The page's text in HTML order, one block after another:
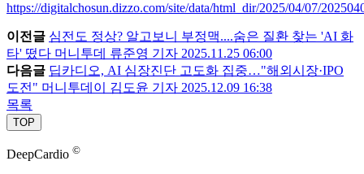
https://digitalchosun.dizzo.com/site/data/html_dir/2025/04/07/
이전글 심전도 정상? 알고보니 부정맥....숨은 질환 찾는 'AI 화
타' 떴다 머니투데 류준영 기자 2025.11.25 06:00
다음글 딥카디오, AI 심장진단 고도화 집중…"해외시장·IPO
도전" 머니투데이 김도윤 기자 2025.12.09 16:38
목록
TOP
DeepCardio ©